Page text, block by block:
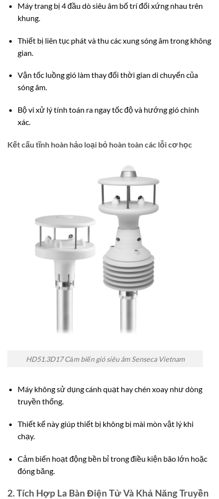
Máy trang bị 4 đầu dò siêu âm bố trí đối xứng nhau trên
khung.
Thiết bị liên tục phát và thu các xung sóng âm trong không
gian.
Vận tốc luồng gió làm thay đổi thời gian di chuyển của
sóng âm.
Bộ vi xử lý tính toán ra ngay tốc độ và hướng gió chính
xác.
Kết cấu tĩnh hoàn hảo loại bỏ hoàn toàn các lỗi cơ học
HD51.3D17 Cảm biến gió siêu âm Senseca Vietnam
Máy không sử dụng cánh quạt hay chén xoay như dòng
truyền thống.
Thiết kế này giúp thiết bị không bị mài mòn vật lý khi
chạy.
Cảm biến hoạt động bền bỉ trong điều kiện bão lớn hoặc
đóng băng.
2. Tích Hợp La Bàn Điện Tử Và Khả Năng Truyền